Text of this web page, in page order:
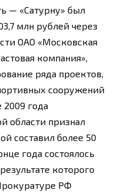
— «Сатурну» был
млн рублей через
ОАО «Московская
компания»,
ряда проектов,
сооружений
2009 года
области признал
составил более 50
года состоялось
которого
РФ